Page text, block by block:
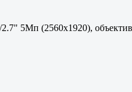
2.7" 5Мп (2560x1920),